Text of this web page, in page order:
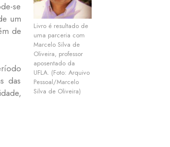
Livro é resultado de
uma parceria com
Marcelo Silva de
Oliveira, professor
aposentado da
UFLA. (Foto: Arquivo
Pessoal/Marcelo
Silva de Oliveira)
se
um
de
das